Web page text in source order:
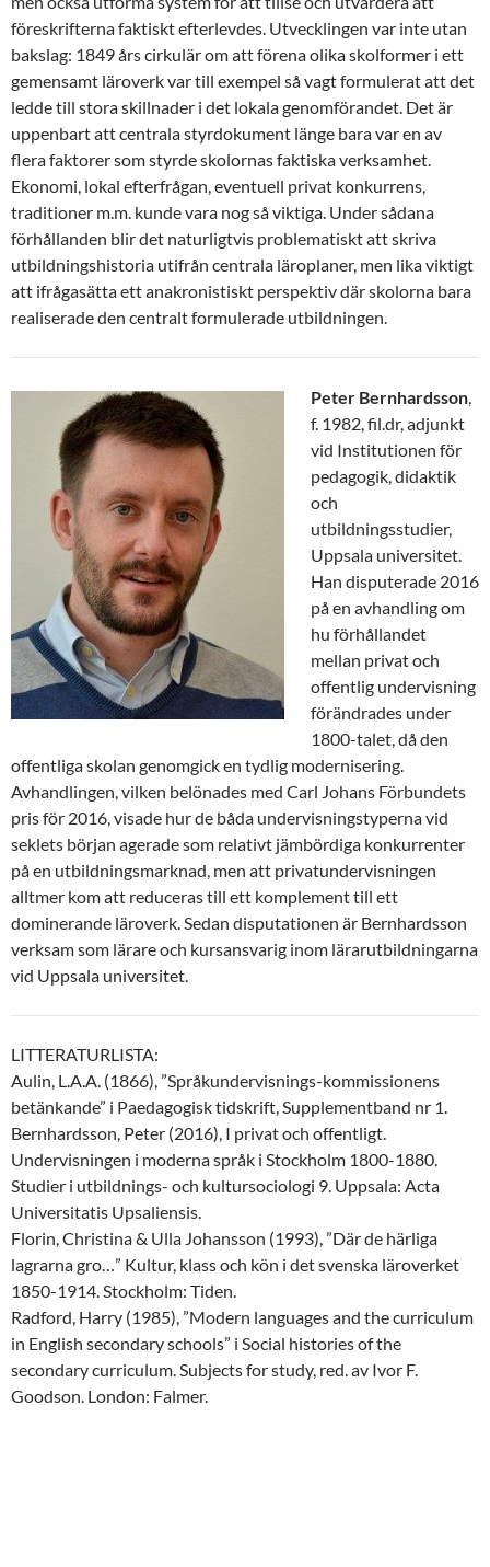
föreskrifterna faktiskt efterlevdes. Utvecklingen var inte utan
bakslag: 1849 års cirkulär om att förena olika skolformer i ett
gemensamt läroverk var till exempel så vagt formulerat att det
ledde till stora skillnader i det lokala genomförandet. Det är
uppenbart att centrala styrdokument länge bara var en av
flera faktorer som styrde skolornas faktiska verksamhet.
Ekonomi, lokal efterfrågan, eventuell privat konkurrens,
traditioner m.m. kunde vara nog så viktiga. Under sådana
förhållanden blir det naturligtvis problematiskt att skriva
utbildningshistoria utifrån centrala läroplaner, men lika viktigt
att ifrågasätta ett anakronistiskt perspektiv där skolorna bara
realiserade den centralt formulerade utbildningen.
Peter Bernhardsson
f. 1982, fil.dr, adjunkt
vid Institutionen för
pedagogik, didaktik
och
utbildningsstudier,
Uppsala universitet.
Han disputerade 2016
på en avhandling om
hu förhållandet
mellan privat och
offentlig undervisning
förändrades under
1800-talet, då den
offentliga skolan genomgick en tydlig modernisering.
Avhandlingen, vilken belönades med Carl Johans Förbundets
pris för 2016, visade hur de båda undervisningstyperna vid
seklets början agerade som relativt jämbördiga konkurrenter
på en utbildningsmarknad, men att privatundervisningen
alltmer kom att reduceras till ett komplement till ett
dominerande läroverk. Sedan disputationen är Bernhardsson
verksam som lärare och kursansvarig inom lärarutbildningarna
vid Uppsala universitet.
LITTERATURLISTA:
Aulin, L.A.A. (1866), ”Språkundervisnings-kommissionens
betänkande” i Paedagogisk tidskrift, Supplementband nr 1.
Bernhardsson, Peter (2016), I privat och offentligt.
Undervisningen i moderna språk i Stockholm 1800-1880.
Studier i utbildnings- och kultursociologi 9. Uppsala: Acta
Universitatis Upsaliensis.
Florin, Christina & Ulla Johansson (1993), ”Där de härliga
lagrarna gro…” Kultur, klass och kön i det svenska läroverket
1850-1914. Stockholm: Tiden.
Radford, Harry (1985), ”Modern languages and the curriculum
in English secondary schools” i Social histories of the
secondary curriculum. Subjects for study, red. av Ivor F.
Goodson. London: Falmer.